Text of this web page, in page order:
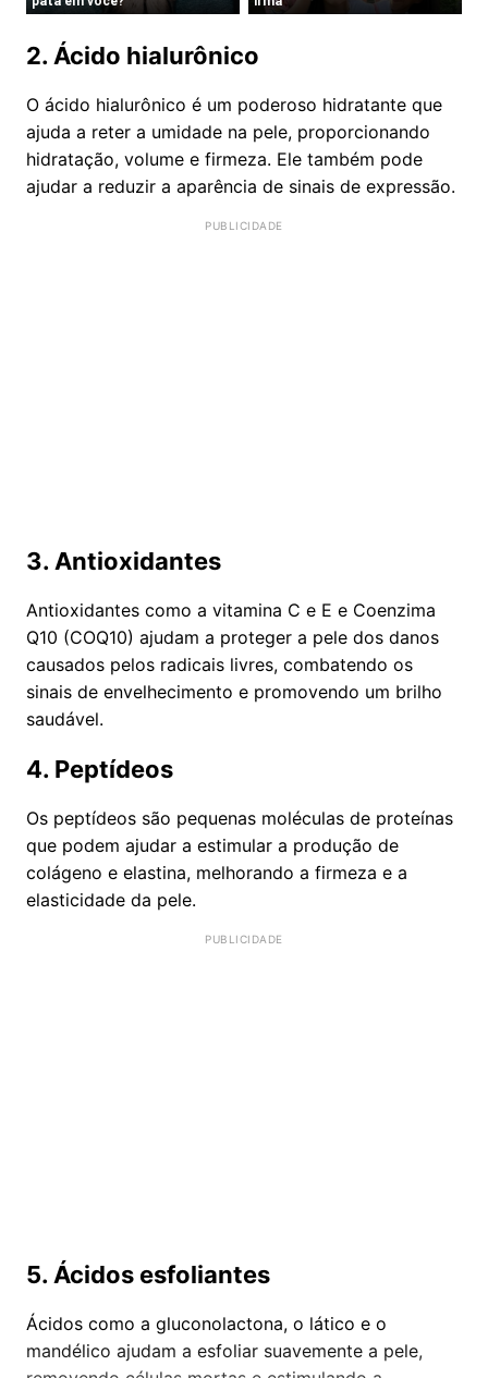
2. Ácido hialurônico
O ácido hialurônico é um poderoso hidratante que
ajuda a reter a umidade na pele, proporcionando
hidratação, volume e firmeza. Ele também pode
ajudar a reduzir a aparência de sinais de expressão.
3. Antioxidantes
Antioxidantes como a vitamina C e E e Coenzima
Q10 (COQ10) ajudam a proteger a pele dos danos
causados pelos radicais livres, combatendo os
sinais de envelhecimento e promovendo um brilho
saudável.
4. Peptídeos
Os peptídeos são pequenas moléculas de proteínas
que podem ajudar a estimular a produção de
colágeno e elastina, melhorando a firmeza e a
elasticidade da pele.
5. Ácidos esfoliantes
Ácidos como a gluconolactona, o lático e o
mandélico ajudam a esfoliar suavemente a pele,